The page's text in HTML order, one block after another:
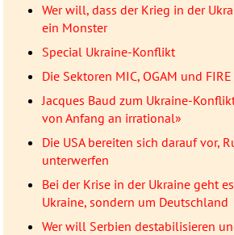
Wer will, dass der Krieg in der
ein Monster
Special Ukraine-Konflikt
Die Sektoren MIC, OGAM und
Jacques Baud zum Ukraine-
von Anfang an irrational»
Die USA bereiten sich darauf vor,
unterwerfen
Bei der Krise in der Ukraine geht
Ukraine, sondern um Deutschland
Wer will Serbien destabilisieren